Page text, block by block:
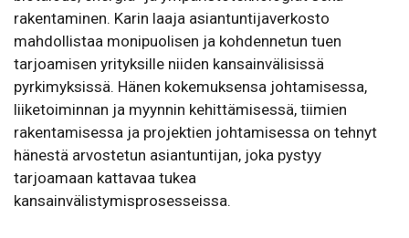
rakentaminen. Karin laaja asiantuntijaverkosto
mahdollistaa monipuolisen ja kohdennetun tuen
tarjoamisen yrityksille niiden kansainvälisissä
pyrkimyksissä. Hänen kokemuksensa johtamisessa,
liiketoiminnan ja myynnin kehittämisessä, tiimien
rakentamisessa ja projektien johtamisessa on tehnyt
hänestä arvostetun asiantuntijan, joka pystyy
tarjoamaan kattavaa tukea
kansainvälistymisprosesseissa.